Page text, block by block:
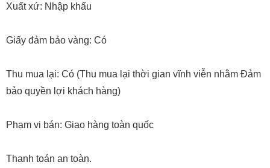
Xuất xứ: Nhập khẩu
Giấy đảm bảo vàng: Có
Thu mua lại: Có (Thu mua lại thời gian vĩnh viễn nhằm Đảm
bảo quyền lợi khách hàng)
Phạm vi bán: Giao hàng toàn quốc
Thanh toán an toàn.